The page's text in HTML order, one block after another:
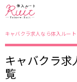
キャバクラ求人なら体入ルート
キャバクラ
覧
東京都
東京メトロ日比